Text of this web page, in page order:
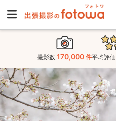
撮影数 170,000 件平均評価